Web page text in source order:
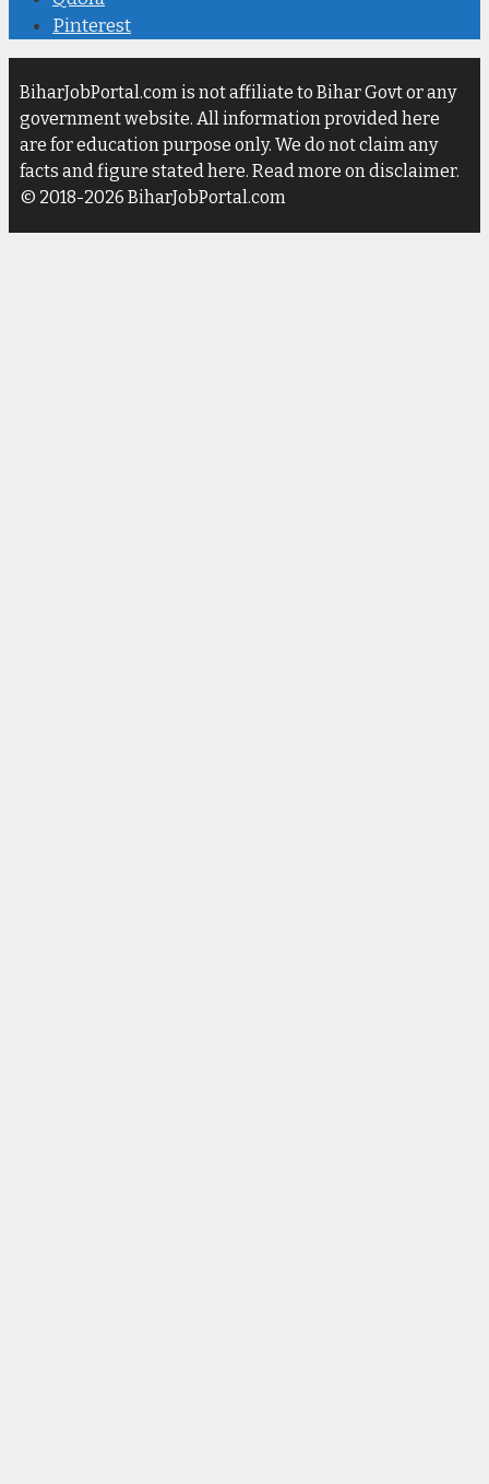
Pinterest
BiharJobPortal.com is not affiliate to Bihar Govt or any
government website. All information provided here
are for education purpose only. We do not claim any
facts and figure stated here. Read more on disclaimer.
© 2018-2026 BiharJobPortal.com